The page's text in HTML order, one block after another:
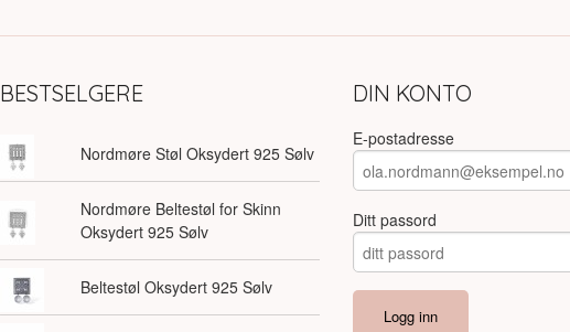
BESTSELGERE
Nordmøre Støl Oksydert 925 Sølv
Nordmøre Beltestøl for Skinn
Oksydert 925 Sølv
Beltestøl Oksydert 925 Sølv
DIN KONTO
E-postadresse
Ditt passord